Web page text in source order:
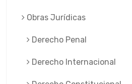
Obras Jurí­dicas
Derecho Penal
Derecho Internacional